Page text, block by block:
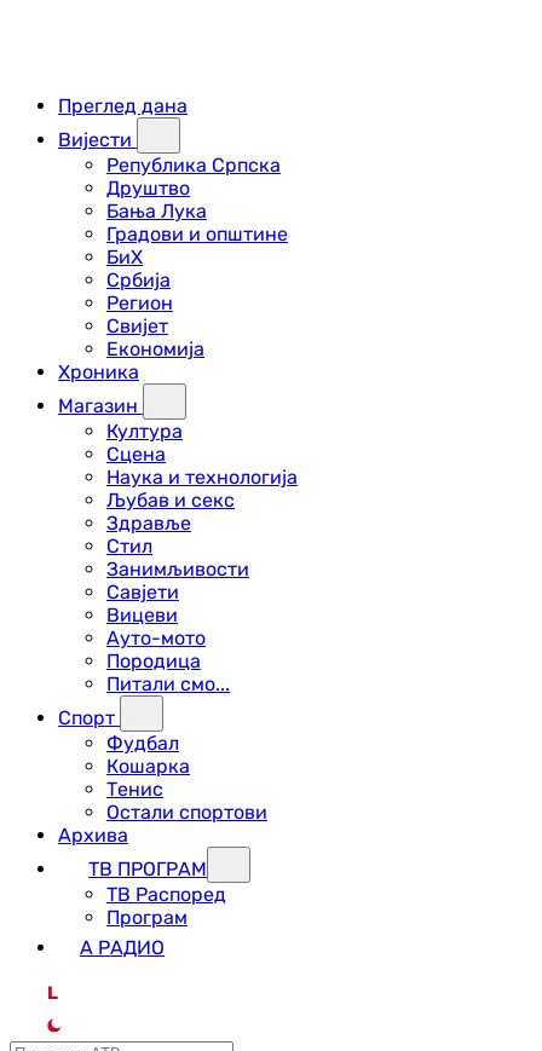
Преглед дана
Вијести
Република Српска
Друштво
Бања Лука
Градови и општине
БиХ
Србија
Регион
Свијет
Економија
Хроника
Магазин
Култура
Сцена
Наука и технологија
Љубав и секс
Здравље
Стил
Занимљивости
Савјети
Вицеви
Ауто-мото
Породица
Питали смо...
Спорт
Фудбал
Кошарка
Тенис
Остали спортови
Архива
ТВ ПРОГРАМ
ТВ Распоред
Програм
А РАДИО
L